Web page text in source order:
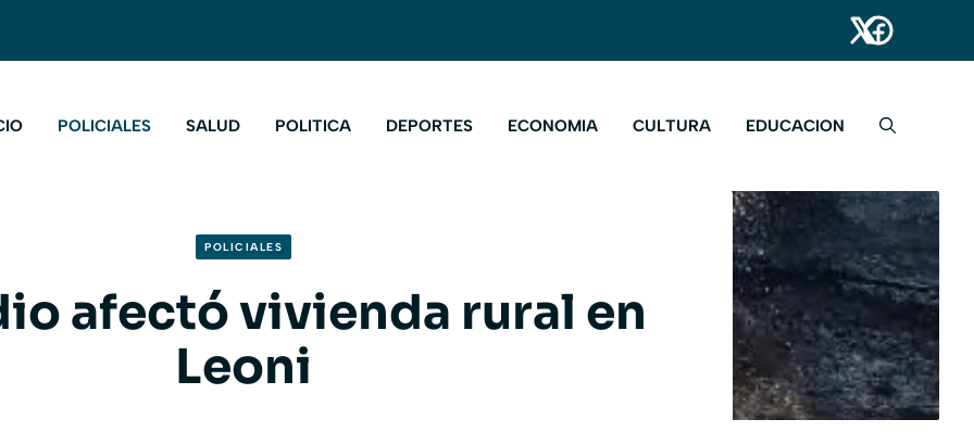
POLICIALES SALUD POLITICA DEPORTES ECONOMIA CULTURA EDUCACION
POLICIALES
afectó vivienda rural en
Leoni